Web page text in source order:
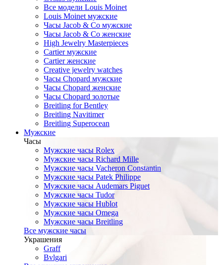
Все модели Louis Moinet
Louis Moinet мужские
Часы Jacob & Co мужские
Часы Jacob & Co женские
High Jewelry Masterpieces
Cartier мужские
Cartier женские
Creative jewelry watches
Часы Chopard мужские
Часы Сhopard женские
Часы Сhopard золотые
Breitling for Bentley
Breitling Navitimer
Breitling Superocean
Мужские
Часы
Мужские часы Rolex
Мужские часы Richard Mille
Мужские часы Vacheron Constantin
Мужские часы Patek Philippe
Мужские часы Audemars Piguet
Мужские часы Tudor
Мужские часы Hublot
Мужские часы Omega
Мужские часы Breitling
Все мужские часы
Украшения
Graff
Bvlgari